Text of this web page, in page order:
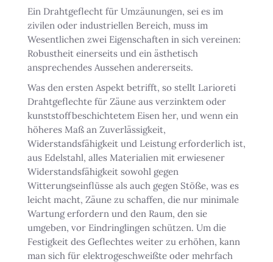
Ein Drahtgeflecht für Umzäunungen, sei es im
zivilen oder industriellen Bereich, muss im
Wesentlichen zwei Eigenschaften in sich vereinen:
Robustheit einerseits und ein ästhetisch
ansprechendes Aussehen andererseits.
Was den ersten Aspekt betrifft, so stellt Larioreti
Drahtgeflechte für Zäune aus verzinktem oder
kunststoffbeschichtetem Eisen her, und wenn ein
höheres Maß an Zuverlässigkeit,
Widerstandsfähigkeit und Leistung erforderlich ist,
aus Edelstahl, alles Materialien mit erwiesener
Widerstandsfähigkeit sowohl gegen
Witterungseinflüsse als auch gegen Stöße, was es
leicht macht, Zäune zu schaffen, die nur minimale
Wartung erfordern und den Raum, den sie
umgeben, vor Eindringlingen schützen. Um die
Festigkeit des Geflechtes weiter zu erhöhen, kann
man sich für elektrogeschweißte oder mehrfach